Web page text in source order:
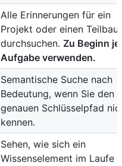
Alle Erinnerungen für ein
Projekt oder einen
durchsuchen. Zu Beginn
Aufgabe verwenden.
Semantische Suche nach
Bedeutung, wenn Sie den
genauen Schlüsselpfad
kennen.
Sehen, wie sich ein
Wissenselement im Laufe